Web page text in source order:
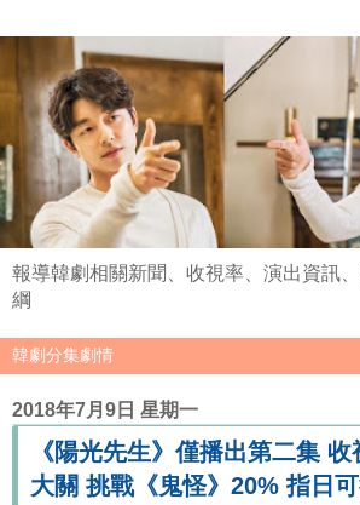
報導韓劇相關新聞、收視率、演出資訊
綱
2018年7月9日 星期一
《陽光先生》僅播出第二集
大關 挑戰《鬼怪》20% 指日